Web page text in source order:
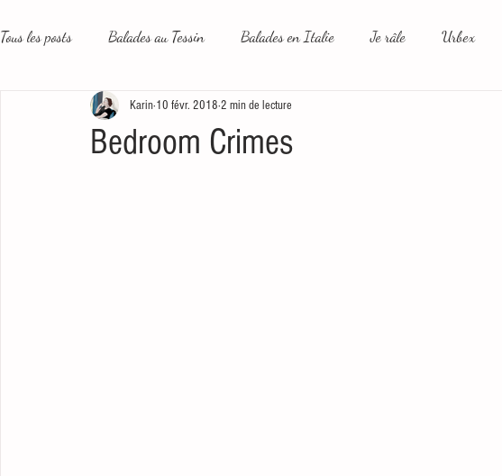
Tous les posts Balades au Tessin Balades en Italie Je râle Urbex
Le plus beau métier du monde Un peu plus loin
Bedroom Crimes
Karin 10 févr. 2018 2 min de lecture